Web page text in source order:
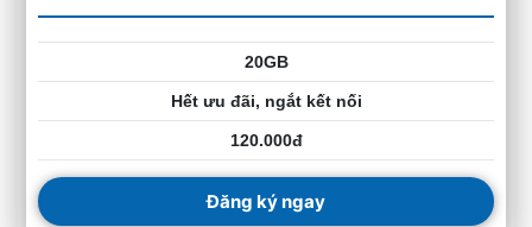
20GB
Hết ưu đãi, ngắt kết nối
120.000đ
Đăng ký ngay